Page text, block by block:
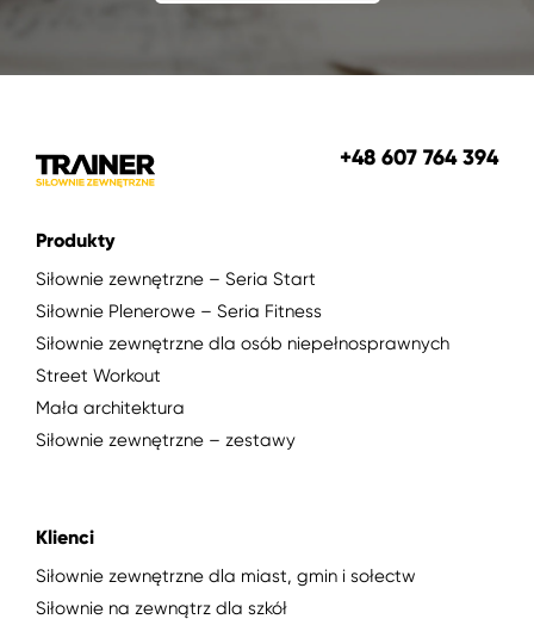
+48 607 764 394
Produkty
Siłownie zewnętrzne – Seria Start
Siłownie Plenerowe – Seria Fitness
Siłownie zewnętrzne dla osób niepełnosprawnych
Street Workout
Mała architektura
Siłownie zewnętrzne – zestawy
Klienci
Siłownie zewnętrzne dla miast, gmin i sołectw
Siłownie na zewnątrz dla szkół